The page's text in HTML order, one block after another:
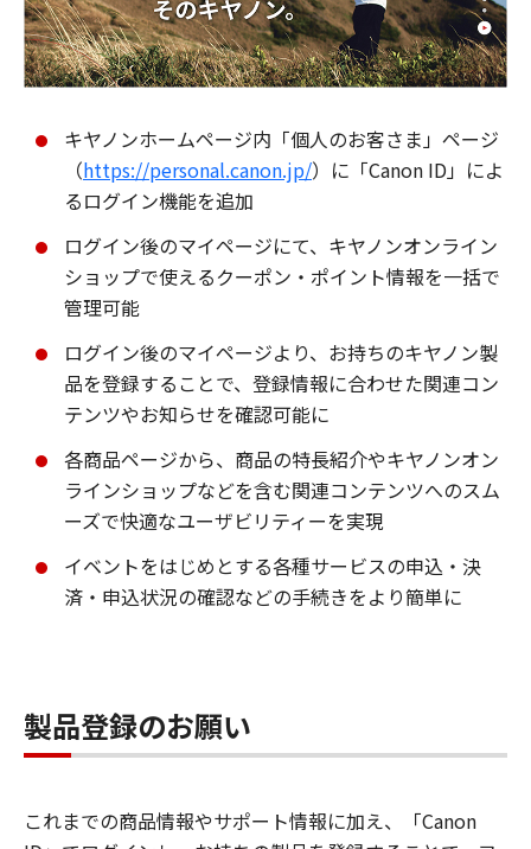
キヤノンホームページ内「個人のお客さま」ページ
（https://personal.canon.jp/）に「Canon ID」によ
るログイン機能を追加
ログイン後のマイページにて、キヤノンオンライン
ショップで使えるクーポン・ポイント情報を一括で
管理可能
ログイン後のマイページより、お持ちのキヤノン製
品を登録することで、登録情報に合わせた関連コン
テンツやお知らせを確認可能に
各商品ページから、商品の特長紹介やキヤノンオン
ラインショップなどを含む関連コンテンツへのスム
ーズで快適なユーザビリティーを実現
イベントをはじめとする各種サービスの申込・決
済・申込状況の確認などの手続きをより簡単に
製品登録のお願い
これまでの商品情報やサポート情報に加え、「Canon